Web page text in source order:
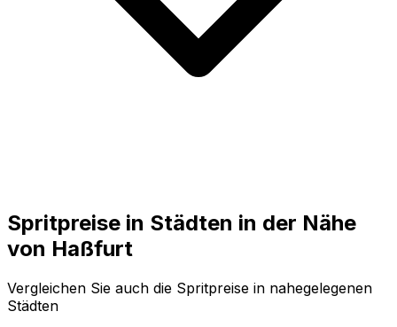
Spritpreise in Städten in der Nähe
von Haßfurt
Vergleichen Sie auch die Spritpreise in nahegelegenen
Städten